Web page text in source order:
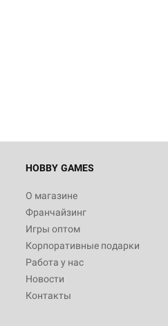
HOBBY GAMES
О магазине
Франчайзинг
Игры оптом
Корпоративные подарки
Работа у нас
Новости
Контакты